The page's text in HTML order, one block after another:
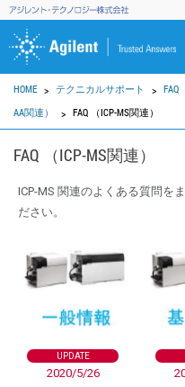
HOME テクニカルサポート FAQ
AA関連）
FAQ （ICP-MS関連）
FAQ （ICP-MS関連）
ICP-MS 関連のよくある質問を
ださい。
UPDATE
2020/5/26